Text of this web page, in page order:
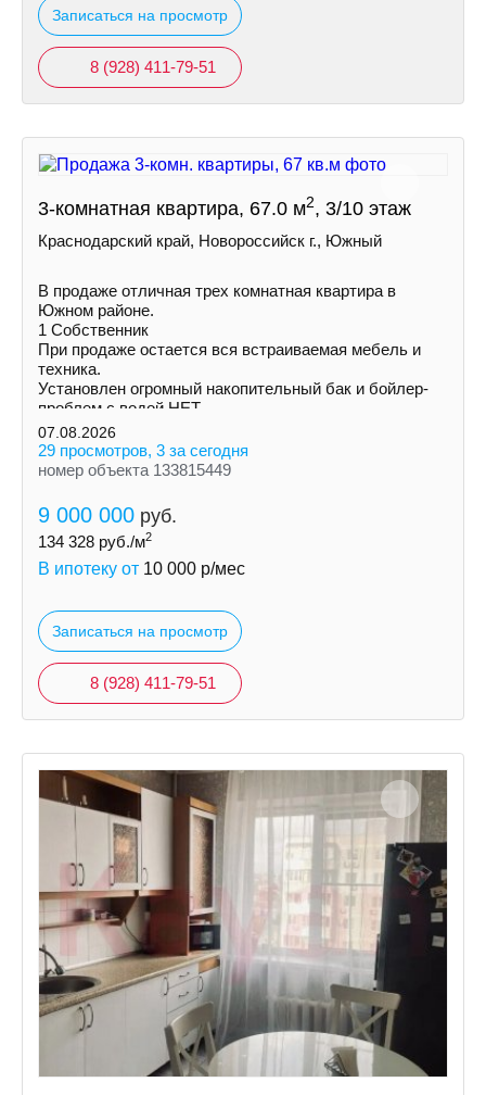
Записаться на просмотр
8 (928) 411-79-51
3-комнатная квартира, 67.0 м2, 3/10 этаж
Краснодарский край, Новороссийск г., Южный
В продаже отличная трех комнатная квартира в
Южном районе.
1 Собственник
При продаже остается вся встраиваемая мебель и
техника.
Установлен огромный накопительный бак и бойлер-
проблем с водой НЕТ.
Увеличена площадь кухни и одной из комнат за счет
балконов.
07.08.2026
29 просмотров, 3 за сегодня
номер объекта 133815449
9 000 000 руб.
134 328 руб./м2
В ипотеку от 10 000 р/мес
Записаться на просмотр
8 (928) 411-79-51